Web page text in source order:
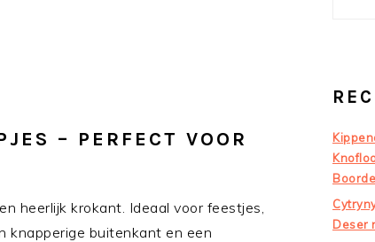
– PERFECT VOOR
heerlijk krokant. Ideaal voor feestjes,
knapperige buitenkant en een
Deser